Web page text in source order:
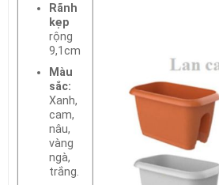
Rãnh
kẹp
rộng
9,1cm
Màu
sắc:
Xanh,
cam,
nâu,
vàng
ngà,
trắng.